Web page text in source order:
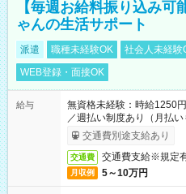
【毎週お給料振り込み可
ゃんの生活サポート
派遣 職種未経験OK 社会人未経験
WEB登録・面接OK
給与
無資格未経験：時給1250
／週払い制度あり（月払
了次第のお支払いとなりま
交通費別途支給あり
交通費 交通費支給※規定
月収例 5～10万円